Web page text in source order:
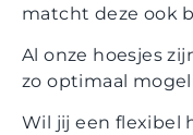
matcht deze ook
Al onze hoesjes
zo optimaal
Wil jij een flexibel